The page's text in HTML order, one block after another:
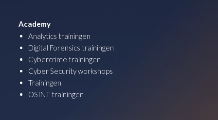
Academy
Analytics trainingen
Digital Forensics trainingen
Cybercrime trainingen
Cyber Security workshops
Trainingen
OSINT trainingen